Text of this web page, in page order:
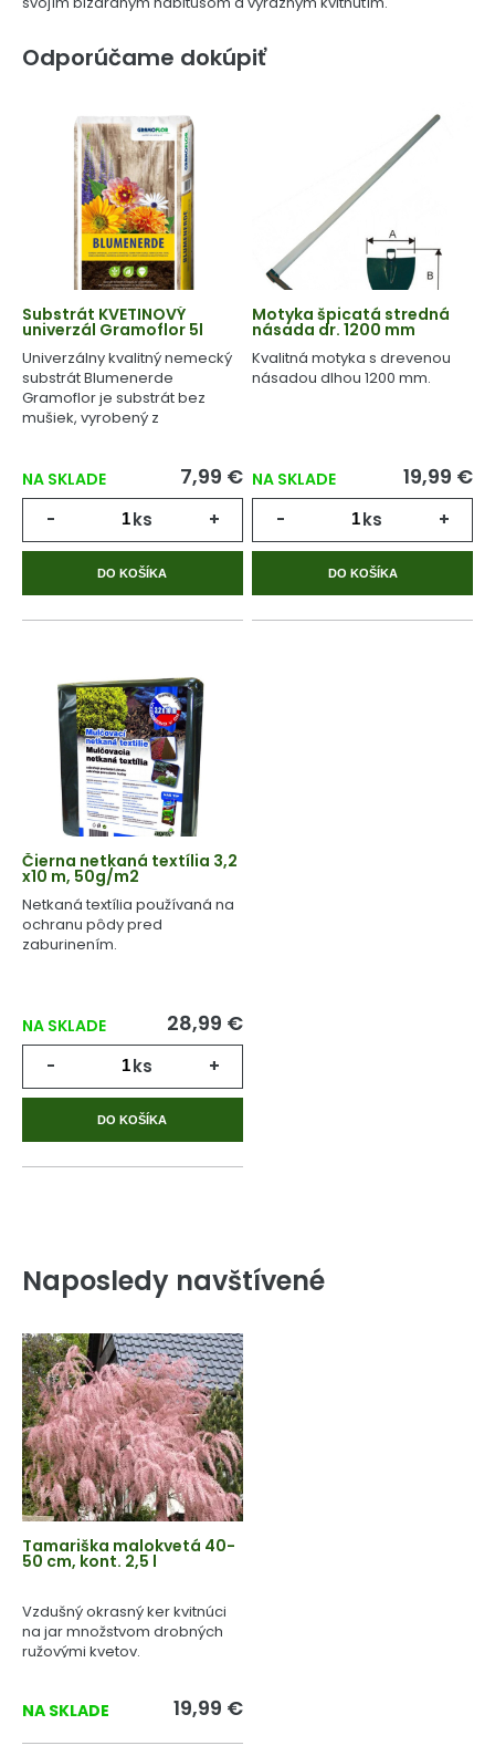
Odporúčame dokúpiť
Substrát KVETINOVÝ
univerzál Gramoflor 5l
Univerzálny kvalitný nemecký
substrát Blumenerde
Gramoflor je substrát bez
mušiek, vyrobený z
NA SKLADE 7,99 €
- ks +
DO KOŠÍKA
Motyka špicatá stredná
násada dr. 1200 mm
Kvalitná motyka s drevenou
násadou dlhou 1200 mm.
NA SKLADE 19,99 €
- ks +
DO KOŠÍKA
Čierna netkaná textília 3,2
x10 m, 50g/m2
Netkaná textília používaná na
ochranu pôdy pred
zaburinením.
NA SKLADE 28,99 €
- ks +
DO KOŠÍKA
Naposledy navštívené
Tamariška malokvetá 40-
50 cm, kont. 2,5 l
Vzdušný okrasný ker kvitnúci
na jar množstvom drobných
ružovými kvetov.
NA SKLADE 19,99 €